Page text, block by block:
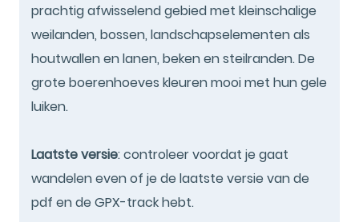
prachtig afwisselend gebied met kleinschalige
weilanden, bossen, landschapselementen als
houtwallen en lanen, beken en steilranden. De
grote boerenhoeves kleuren mooi met hun gele
luiken.
Laatste versie: controleer voordat je gaat
wandelen even of je de laatste versie van de
pdf en de GPX-track hebt.